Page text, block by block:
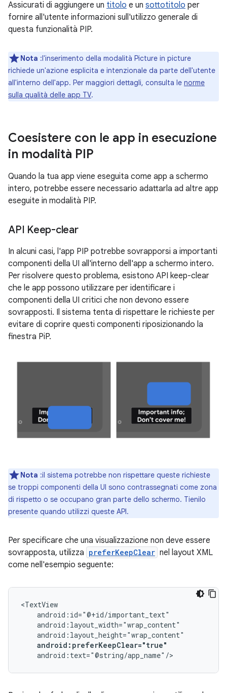
Assicurati di aggiungere un titolo e un sottotitolo per
fornire all'utente informazioni sull'utilizzo generale di
questa funzionalità PIP.
Nota :l'inserimento della modalità Picture in picture
richiede un'azione esplicita e intenzionale da parte dell'utente
all'interno dell'app. Per maggiori dettagli, consulta le norme
sulla qualità delle app TV.
Coesistere con le app in esecuzione
in modalità PIP
Quando la tua app viene eseguita come app a schermo
intero, potrebbe essere necessario adattarla ad altre app
eseguite in modalità PIP.
API Keep-clear
In alcuni casi, l'app PIP potrebbe sovrapporsi a importanti
componenti della UI all'interno dell'app a schermo intero.
Per risolvere questo problema, esistono API keep-clear
che le app possono utilizzare per identificare i
componenti della UI critici che non devono essere
sovrapposti. Il sistema tenta di rispettare le richieste per
evitare di coprire questi componenti riposizionando la
finestra PiP.
Nota :il sistema potrebbe non rispettare queste richieste
se troppi componenti della UI sono contrassegnati come zona
di rispetto o se occupano gran parte dello schermo. Tienilo
presente quando utilizzi queste API.
Per specificare che una visualizzazione non deve essere
sovrapposta, utilizza preferKeepClear nel layout XML
come nell'esempio seguente:
android:preferKeepClear="true"